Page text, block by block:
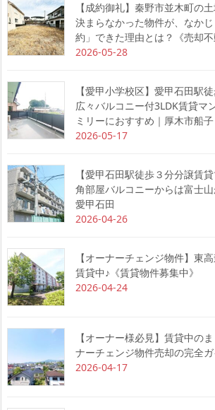
【成約御礼】秦野市並木町の
決まらなかった物件が、なか
約」できた理由とは？《売却不
2026-05-28
【愛甲小学校区】愛甲石田駅
広々バルコニー付3LDK賃貸マ
ミリーにおすすめ｜厚木市船子
2026-05-17
【愛甲石田駅徒歩３分分譲賃
角部屋バルコニーからは富士
愛甲石田
2026-04-26
【オーナーチェンジ物件】東
賃貸中♪《賃貸物件募集中》
2026-04-24
【オーナー様必見】賃貸中の
ナーチェンジ物件売却の完全ガ
2026-04-17